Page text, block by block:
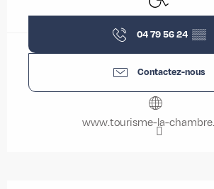
04 79 56 24 ▒▒
Contactez-nous
www.tourisme-la-